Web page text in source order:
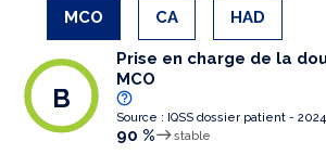
MCO CA HAD
Prise en charge de la
MCO
Source : IQSS dossier patient - 2024
90 % stable
B